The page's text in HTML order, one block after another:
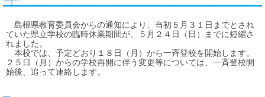
島根県教育委員会からの通知により、当初５月３１日までとされ
ていた県立学校の臨時休業期間が、５月２４日（日）までに短縮さ
れました。
本校では、予定どおり１８日（月）から一斉登校を開始します。
２５日（月）からの学校再開に伴う変更等については、一斉登校開
始後、追って連絡します。